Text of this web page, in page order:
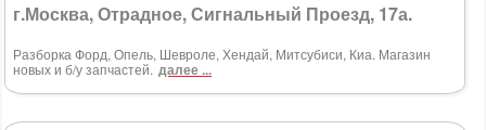
г.Москва, Отрадное, Сигнальный Проезд, 17а.
Разборка Форд, Опель, Шевроле, Хендай, Митсубиси, Киа. Магазин
новых и б/у запчастей. далее ...